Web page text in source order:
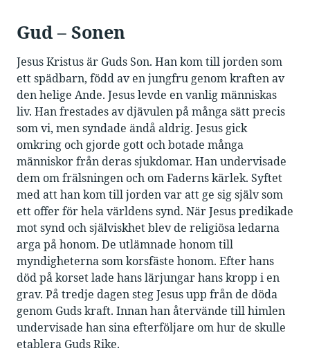
Gud – Sonen
Jesus Kristus är Guds Son. Han kom till jorden som
ett spädbarn, född av en jungfru genom kraften av
den helige Ande. Jesus levde en vanlig människas
liv. Han frestades av djävulen på många sätt precis
som vi, men syndade ändå aldrig. Jesus gick
omkring och gjorde gott och botade många
människor från deras sjukdomar. Han undervisade
dem om frälsningen och om Faderns kärlek. Syftet
med att han kom till jorden var att ge sig själv som
ett offer för hela världens synd. När Jesus predikade
mot synd och själviskhet blev de religiösa ledarna
arga på honom. De utlämnade honom till
myndigheterna som korsfäste honom. Efter hans
död på korset lade hans lärjungar hans kropp i en
grav. På tredje dagen steg Jesus upp från de döda
genom Guds kraft. Innan han återvände till himlen
undervisade han sina efterföljare om hur de skulle
etablera Guds Rike.